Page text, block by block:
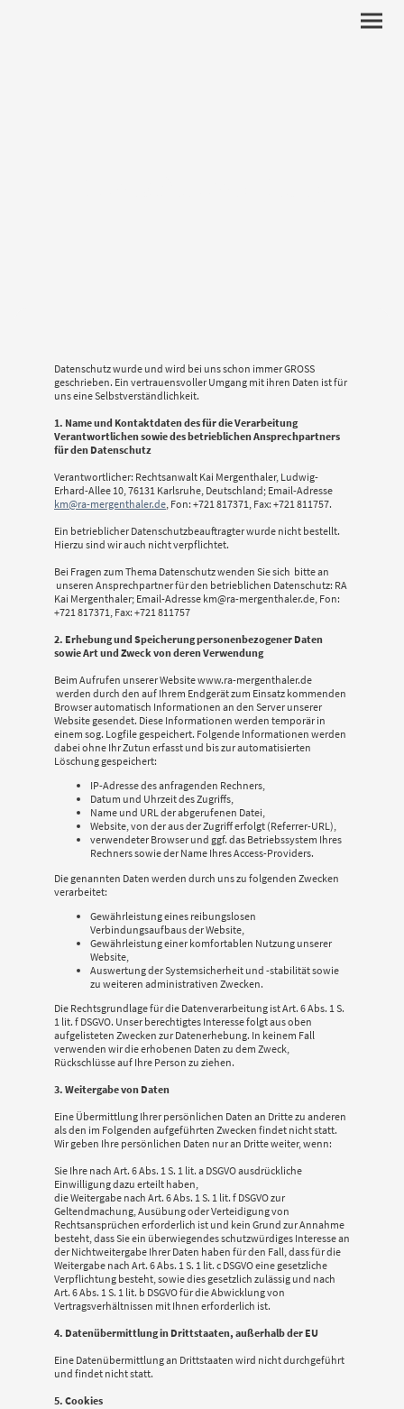
Datenschutz wurde und wird bei uns schon immer GROSS
geschrieben. Ein vertrauensvoller Umgang mit ihren Daten ist für
uns eine Selbstverständlichkeit.
1. Name und Kontaktdaten des für die Verarbeitung
Verantwortlichen sowie des betrieblichen Ansprechpartners
für den Datenschutz
Verantwortlicher: Rechtsanwalt Kai Mergenthaler, Ludwig-
Erhard-Allee 10, 76131 Karlsruhe, Deutschland; Email-Adresse
km@ra-mergenthaler.de, Fon: +721 817371, Fax: +721 811757.
Ein betrieblicher Datenschutzbeauftragter wurde nicht bestellt.
Hierzu sind wir auch nicht verpflichtet.
Bei Fragen zum Thema Datenschutz wenden Sie sich bitte an
unseren Ansprechpartner für den betrieblichen Datenschutz: RA
Kai Mergenthaler; Email-Adresse km@ra-mergenthaler.de, Fon:
+721 817371, Fax: +721 811757
2. Erhebung und Speicherung personenbezogener Daten
sowie Art und Zweck von deren Verwendung
Beim Aufrufen unserer Website www.ra-mergenthaler.de
werden durch den auf Ihrem Endgerät zum Einsatz kommenden
Browser automatisch Informationen an den Server unserer
Website gesendet. Diese Informationen werden temporär in
einem sog. Logfile gespeichert. Folgende Informationen werden
dabei ohne Ihr Zutun erfasst und bis zur automatisierten
Löschung gespeichert:
IP-Adresse des anfragenden Rechners,
Datum und Uhrzeit des Zugriffs,
Name und URL der abgerufenen Datei,
Website, von der aus der Zugriff erfolgt (Referrer-URL),
verwendeter Browser und ggf. das Betriebssystem Ihres
Rechners sowie der Name Ihres Access-Providers.
Die genannten Daten werden durch uns zu folgenden Zwecken
verarbeitet:
Gewährleistung eines reibungslosen
Verbindungsaufbaus der Website,
Gewährleistung einer komfortablen Nutzung unserer
Website,
Auswertung der Systemsicherheit und -stabilität sowie
zu weiteren administrativen Zwecken.
Die Rechtsgrundlage für die Datenverarbeitung ist Art. 6 Abs. 1 S.
1 lit. f DSGVO. Unser berechtigtes Interesse folgt aus oben
aufgelisteten Zwecken zur Datenerhebung. In keinem Fall
verwenden wir die erhobenen Daten zu dem Zweck,
Rückschlüsse auf Ihre Person zu ziehen.
3. Weitergabe von Daten
Eine Übermittlung Ihrer persönlichen Daten an Dritte zu anderen
als den im Folgenden aufgeführten Zwecken findet nicht statt.
Wir geben Ihre persönlichen Daten nur an Dritte weiter, wenn:
Sie Ihre nach Art. 6 Abs. 1 S. 1 lit. a DSGVO ausdrückliche
Einwilligung dazu erteilt haben,
die Weitergabe nach Art. 6 Abs. 1 S. 1 lit. f DSGVO zur
Geltendmachung, Ausübung oder Verteidigung von
Rechtsansprüchen erforderlich ist und kein Grund zur Annahme
besteht, dass Sie ein überwiegendes schutzwürdiges Interesse an
der Nichtweitergabe Ihrer Daten haben für den Fall, dass für die
Weitergabe nach Art. 6 Abs. 1 S. 1 lit. c DSGVO eine gesetzliche
Verpflichtung besteht, sowie dies gesetzlich zulässig und nach
Art. 6 Abs. 1 S. 1 lit. b DSGVO für die Abwicklung von
Vertragsverhältnissen mit Ihnen erforderlich ist.
4. Datenübermittlung in Drittstaaten, außerhalb der EU
Eine Datenübermittlung an Drittstaaten wird nicht durchgeführt
und findet nicht statt.
5. Cookies